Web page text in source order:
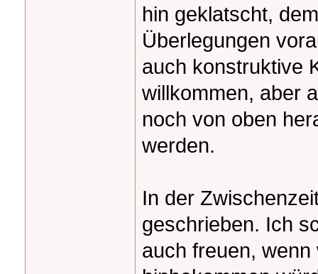
hin geklatscht,
Überlegungen
auch konstruktive
willkommen, aber
noch von oben
werden.
In der
geschrieben. Ich
auch freuen,